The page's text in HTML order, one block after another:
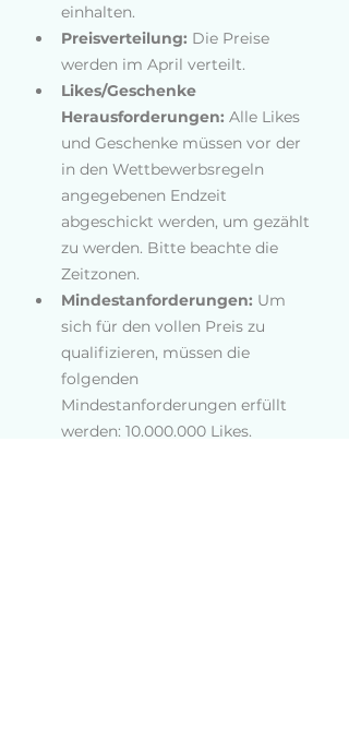
einhalten.
Preisverteilung: Die Preise
werden im April verteilt.
Likes/Geschenke
Herausforderungen: Alle Likes
und Geschenke müssen vor der
in den Wettbewerbsregeln
angegebenen Endzeit
abgeschickt werden, um gezählt
zu werden. Bitte beachte die
Zeitzonen.
Mindestanforderungen: Um
sich für den vollen Preis zu
qualifizieren, müssen die
folgenden
Mindestanforderungen erfüllt
werden: 10.000.000 Likes.